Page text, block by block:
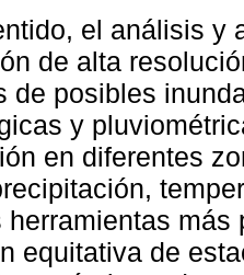
el análisis y
de alta
de posibles
y
en diferentes
herramientas
equitativa de